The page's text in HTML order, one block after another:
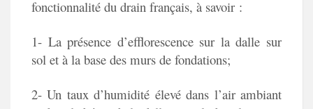
fonctionnalité du drain français, à savoir :
1- La présence d’efflorescence sur la dalle sur
sol et à la base des murs de fondations;
2- Un taux d’humidité élevé dans l’air ambiant